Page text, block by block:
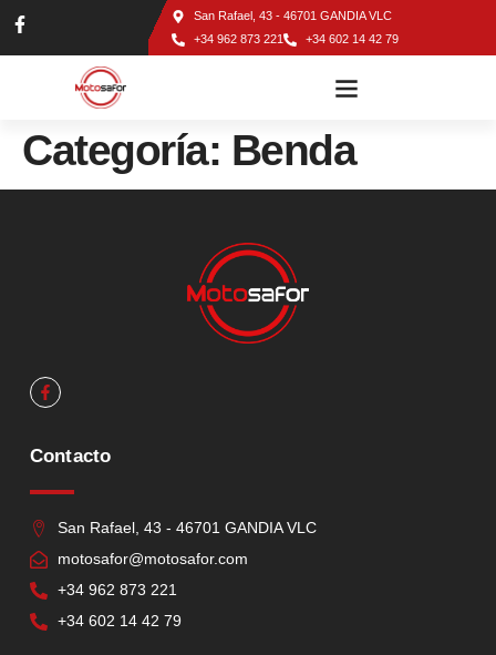
San Rafael, 43 - 46701 GANDIA VLC
+34 962 873 221
+34 602 14 42 79
Categoría: Benda
Contacto
San Rafael, 43 - 46701 GANDIA VLC
motosafor@motosafor.com
+34 962 873 221
+34 602 14 42 79